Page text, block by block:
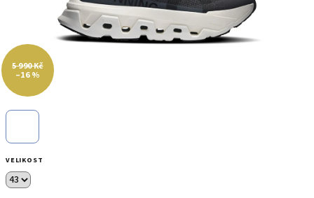
VELIKOST
5 990 Kč
–16 %